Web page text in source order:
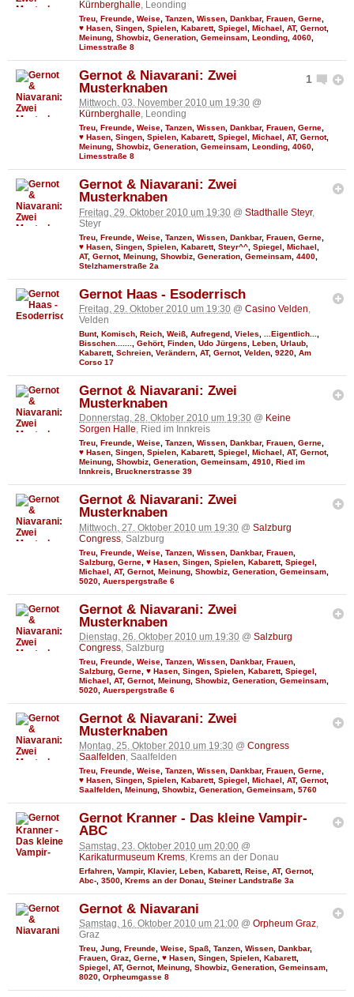
Kürnberghalle , Leonding
Treu Freunde Weise Tanzen Wissen Dankbar, Frauen Gerne
♥ Hasen Singen Spielen Kabarett, Spiegel Michael AT, Gernot,
Meinung Showbiz Generation Gemeinsam Leonding 4060
Limesstraße 8
1
Gernot & Niavarani: Zwei
Musterknaben
Mittwoch, 03. November 2010 um 19:30 @
Kürnberghalle, Leonding
Treu Freunde Weise Tanzen Wissen Dankbar, Frauen Gerne
♥ Hasen Singen Spielen Kabarett, Spiegel Michael AT, Gernot,
Meinung Showbiz Generation Gemeinsam Leonding 4060
Limesstraße 8
Gernot & Niavarani: Zwei
Musterknaben
Freitag, 29. Oktober 2010 um 19:30 @ Stadthalle Steyr,
Steyr
Treu Freunde Weise Tanzen Wissen Dankbar, Frauen Gerne
♥ Hasen Singen Spielen Kabarett, Steyr^^ Spiegel Michael
AT, Gernot, Meinung Showbiz Generation Gemeinsam 4400
Stelzhamerstraße 2a
Gernot Haas - Esoderrisch
Freitag, 29. Oktober 2010 um 19:30 @ Casino Velden,
Velden
Bunt, Komisch Reich Weiß Aufregend Vieles ...Eigentlich...
Bisschen.......
Gehört, Finden Udo Jürgens Leben Urlaub
Kabarett, Schreien Verändern AT, Gernot, Velden 9220 Am
Corso 17
Gernot & Niavarani: Zwei
Musterknaben
Donnerstag, 28. Oktober 2010 um 19:30 @ Keine
Sorgen Halle, Ried im Innkreis
Treu, Freunde, Weise, Tanzen, Wissen, Dankbar, Frauen, Gerne,
♥ Hasen, Singen, Spielen, Kabarett, Spiegel, Michael, AT, Gernot,
Meinung, Showbiz, Generation, Gemeinsam, 4910, Ried im
Innkreis, Brucknerstrasse 39
Gernot & Niavarani: Zwei
Musterknaben
Mittwoch, 27. Oktober 2010 um 19:30 @ Salzburg
Congress , Salzburg
Treu Freunde Weise Tanzen Wissen Dankbar, Frauen
Salzburg Gerne ♥ Hasen Singen Spielen Kabarett, Spiegel
Michael
AT, Gernot, Meinung Showbiz Generation Gemeinsam
5020 Auerspergstraße 6
Gernot & Niavarani: Zwei
Musterknaben
Dienstag, 26. Oktober 2010 um 19:30 @ Salzburg
Congress, Salzburg
Treu Freunde Weise Tanzen Wissen Dankbar, Frauen
Salzburg Gerne ♥ Hasen Singen Spielen Kabarett, Spiegel
Michael
AT, Gernot, Meinung Showbiz Generation Gemeinsam
5020 Auerspergstraße 6
Gernot & Niavarani: Zwei
Musterknaben
Montag, 25. Oktober 2010 um 19:30 @ Congress
Saalfelden, Saalfelden
Treu, Freunde, Weise, Tanzen, Wissen, Dankbar, Frauen, Gerne,
♥ Hasen, Singen, Spielen, Kabarett, Spiegel, Michael, AT, Gernot,
Saalfelden, Meinung, Showbiz, Generation, Gemeinsam, 5760
Gernot Kranner - Das kleine Vampir-
ABC
Samstag, 23. Oktober 2010 um 20:00 @
Karikaturmuseum Krems , Krems an der Donau
Erfahren Vampir, Klavier, Leben Kabarett, Reise AT, Gernot,
Abc- 3500 Krems an der Donau Steiner Landstraße 3a
Gernot & Niavarani
Samstag, 16. Oktober 2010 um 21:00 @ Orpheum Graz,
Graz
Treu Jung Freunde Weise Spaß Tanzen Wissen Dankbar,
Frauen Graz Gerne ♥ Hasen Singen Spielen Kabarett,
Spiegel
AT, Gernot, Meinung Showbiz Generation Gemeinsam
8020 Orpheumgasse 8